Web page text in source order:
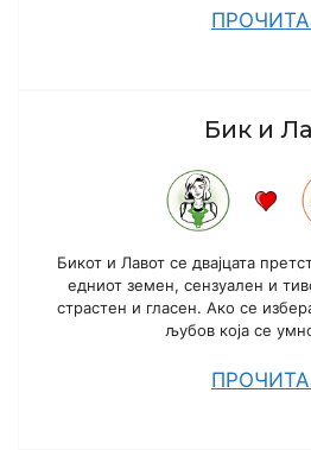
Бик и
Бикот и Лавот се двајцата
едниот земен, сензуален и
страстен и гласен. Ако се
љубов која се